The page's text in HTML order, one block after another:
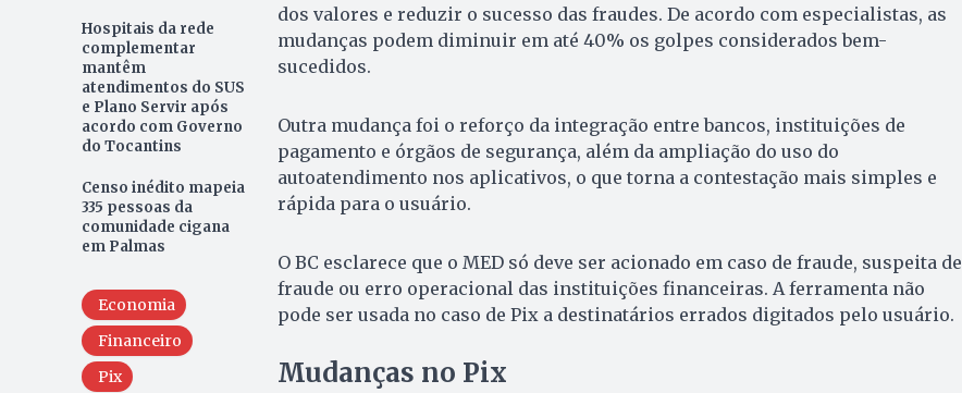
Hospitais da rede
complementar
mantêm
atendimentos do SUS
e Plano Servir após
acordo com Governo
do Tocantins
Censo inédito mapeia
335 pessoas da
comunidade cigana
em Palmas
Economia
Financeiro
Pix
dos valores e reduzir o sucesso das fraudes. De acordo com especialistas, as
mudanças podem diminuir em até 40% os golpes considerados bem-
sucedidos.
Outra mudança foi o reforço da integração entre bancos, instituições de
pagamento e órgãos de segurança, além da ampliação do uso do
autoatendimento nos aplicativos, o que torna a contestação mais simples e
rápida para o usuário.
O BC esclarece que o MED só deve ser acionado em caso de fraude, suspeita de
fraude ou erro operacional das instituições financeiras. A ferramenta não
pode ser usada no caso de Pix a destinatários errados digitados pelo usuário.
Mudanças no Pix